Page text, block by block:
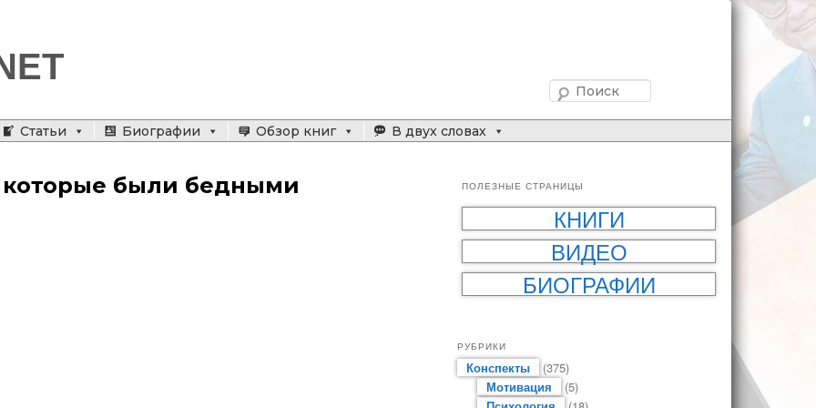
Статьи Биографии Обзор книг В двух словах
были бедными ПОЛЕЗНЫЕ СТРАНИЦЫ
КНИГИ
ВИДЕО
БИОГРАФИИ
РУБРИКИ
Конспекты
(375)
Мотивация
(5)